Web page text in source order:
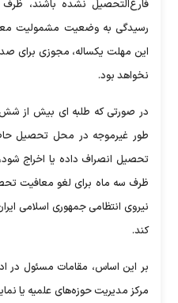
فارغ‌التحصیل نشده باشند، ظرف
رسیدگی به وضعیت مشمولیت
این مهلت یکساله، مجوزی برای
نخواهد بود.
در صورتی که طلبه ای بیش از
طور غیرموجه در محل تحصیل
تحصیل انصراف داده یا اخراج
ظرف سه ماه برای لغو معافیت
نیروی انتظامی جمهوری اسلامی
کند.
بر این اساس، مقامات مسئول در
مرکز مدیریت حوزه‌های علمیه یا